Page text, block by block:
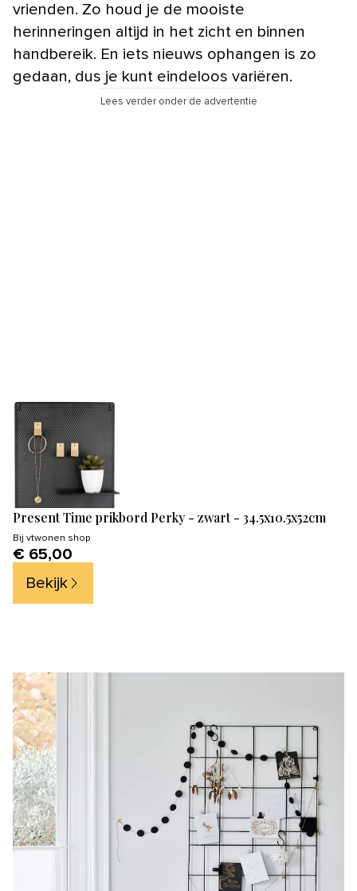
vrienden. Zo houd je de mooiste
herinneringen altijd in het zicht en binnen
handbereik. En iets nieuws ophangen is zo
gedaan, dus je kunt eindeloos variëren.
Lees verder onder de advertentie
Present Time prikbord Perky - zwart - 34.5x10.5x52cm
Bij vtwonen shop
€ 65,00
Bekijk